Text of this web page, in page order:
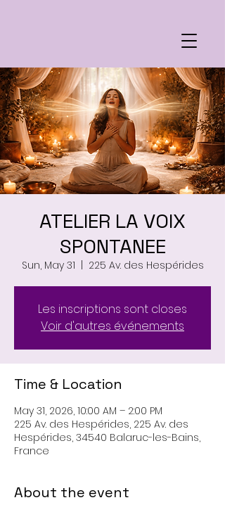
ATELIER LA VOIX
SPONTANEE
Sun, May 31 225 Av. des Hespérides
Les inscriptions sont closes
Voir d'autres événements
Time & Location
May 31, 2026, 10:00 AM – 2:00 PM
225 Av. des Hespérides, 225 Av. des
Hespérides, 34540 Balaruc-les-Bains,
France
About the event